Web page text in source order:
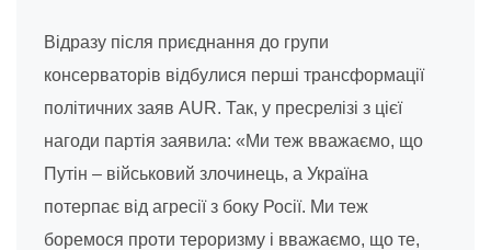
Відразу після приєднання до групи
консерваторів відбулися перші трансформації
політичних заяв AUR. Так, у пресрелізі з цієї
нагоди партія заявила: «Ми теж вважаємо, що
Путін – військовий злочинець, а Україна
потерпає від агресії з боку Росії. Ми теж
боремося проти тероризму і вважаємо, що те,